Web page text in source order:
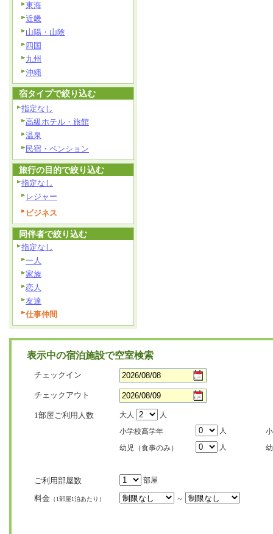
東海
近畿
山陽・山陰
四国
九州
沖縄
宿タイプで絞り込む
指定なし
高級ホテル・旅館
温泉
民宿・ペンション
旅行の目的で絞り込む
指定なし
レジャー
ビジネス
同伴者で絞り込む
指定なし
一人
家族
恋人
友達
仕事仲間
表示中の宿泊施設で空室検索
チェックイン
チェックアウト
1部屋ご利用人数 大人
人
小学校高学年
人
幼児（食事のみ）
人
ご利用部屋数 部屋
料金 （1部屋1泊あたり） ～